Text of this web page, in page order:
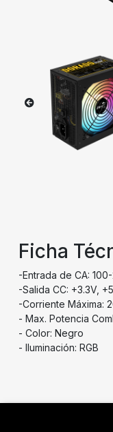
Ficha
-Entrada de CA:
-Salida CC: +3.3V,
-Corriente Máxima:
- Max. Potencia
- Color: Negro
- Iluminación: RGB